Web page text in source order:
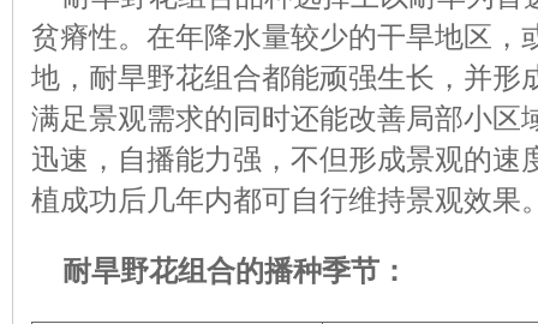
贫瘠性。在年降水量较少的干旱地区，
地，耐旱野花组合都能顽强生长，并形
满足景观需求的同时还能改善局部小区
迅速，自播能力强，不但形成景观的速
植成功后几年内都可自行维持景观效果
耐旱野花组合的播种季节：